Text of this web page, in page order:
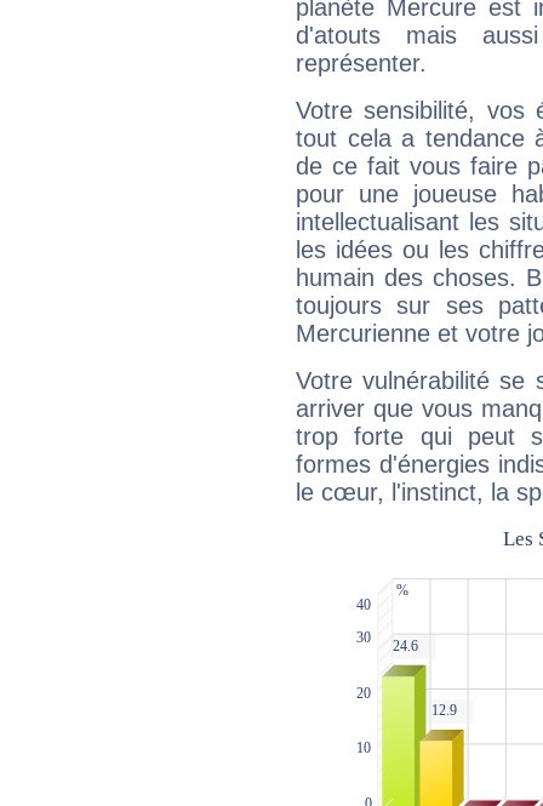
planète Mercure est
d'atouts mais
représenter.
Votre sensibilité,
tout cela a tendance
de ce fait vous faire
pour une joueuse
intellectualisant les
les idées ou les
humain des choses.
toujours sur ses
Mercurienne et votre
Votre vulnérabilité se
arriver que vous
trop forte qui peut
formes d'énergies
le cœur, l'instinct, la